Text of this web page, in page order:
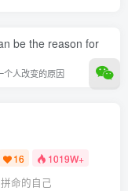
be the reason for
个人改变的原因
16 1019W+
命的自己